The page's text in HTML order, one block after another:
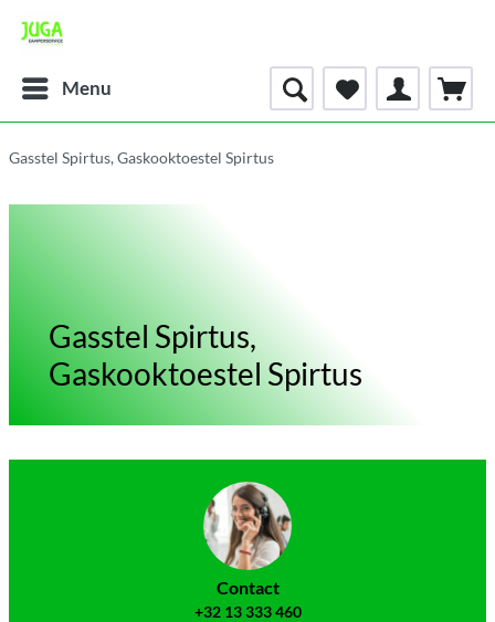
Menu
Gasstel Spirtus, Gaskooktoestel Spirtus
Gasstel Spirtus,
Gaskooktoestel Spirtus
Contact
+32 13 333 460